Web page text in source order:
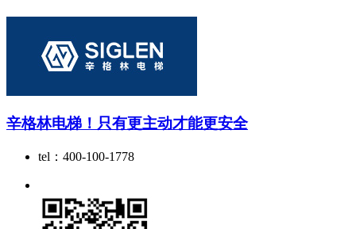
辛格林电梯！只有更主动才能更安全
tel：400-100-1778